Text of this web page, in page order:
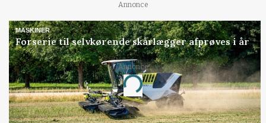
Annonce
MASKINER
Forserie til selvkørende skårlægger afprøves i år
Annonce
Loading...